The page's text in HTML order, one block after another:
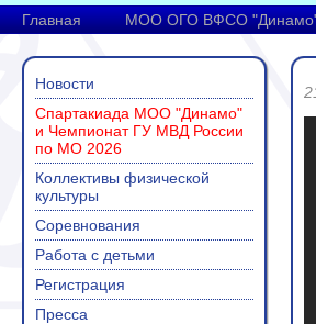
Главная МОО ОГО ВФСО
Новости
Спартакиада МОО "Динамо"
и Чемпионат ГУ МВД России
по МО 2026
Коллективы физической
культуры
Соревнования
Работа с детьми
Регистрация
Пресса